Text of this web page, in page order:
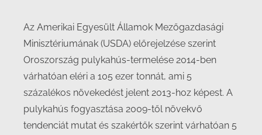
Az Amerikai Egyesült Államok Mezőgazdasági
Minisztériumának (USDA) előrejelzése szerint
Oroszország pulykahús-termelése 2014-ben
várhatóan eléri a 105 ezer tonnát, ami 5
százalékos növekedést jelent 2013-hoz képest. A
pulykahús fogyasztása 2009-től növekvő
tendenciát mutat és szakértők szerint várhatóan 5